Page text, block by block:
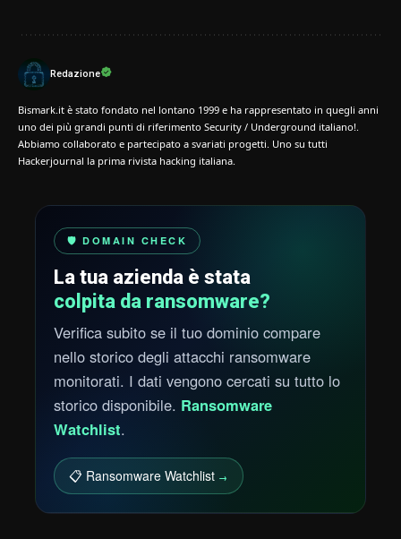
Redazione
Bismark.it è stato fondato nel lontano 1999 e ha rappresentato in quegli anni
uno dei più grandi punti di riferimento Security / Underground italiano!.
Abbiamo collaborato e partecipato a svariati progetti. Uno su tutti
Hackerjournal la prima rivista hacking italiana.
🛡️ DOMAIN CHECK
La tua azienda è stata
colpita da ransomware?
Verifica subito se il tuo dominio compare
nello storico degli attacchi ransomware
monitorati. I dati vengono cercati su tutto lo
storico disponibile. Ransomware
Watchlist.
📋 Ransomware Watchlist →